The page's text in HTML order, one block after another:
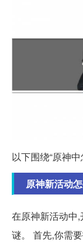
以下围绕“原神
原神新活动
在原神新活动中
谜。 首先,你需